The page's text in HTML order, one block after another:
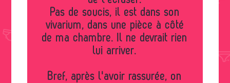
Pas de soucis, il est dans son
vivarium, dans une pièce à côté
de ma chambre. Il ne devrait rien
lui arriver.
Bref, après l'avoir rassurée, on